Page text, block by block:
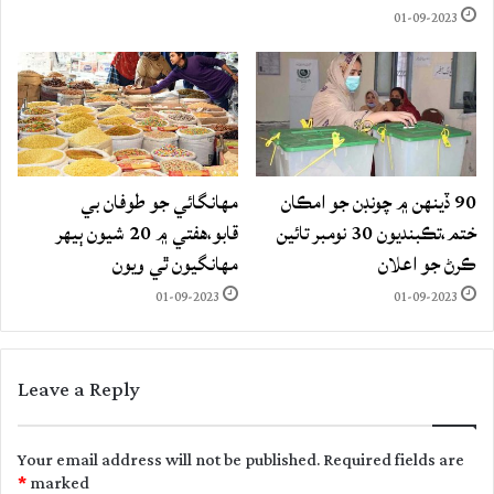
01-09-2023
90 ڏينهن ۾ چونڊن جو امڪان
ختم،تڪبنديون 30 نومبر تائين
ڪرڻ جو اعلان
01-09-2023
مهانگائي جو طوفان بي
قابو،هفتي ۾ 20 شيون ٻيهر
مهانگيون ٿي ويون
01-09-2023
Leave a Reply
Your email address will not be published.Required fields are
marked
*